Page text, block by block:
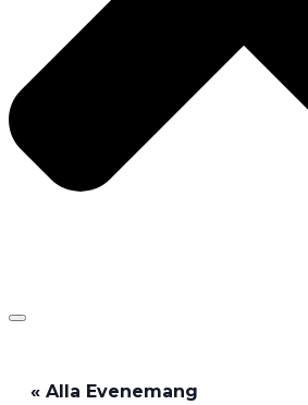
« Alla Evenemang